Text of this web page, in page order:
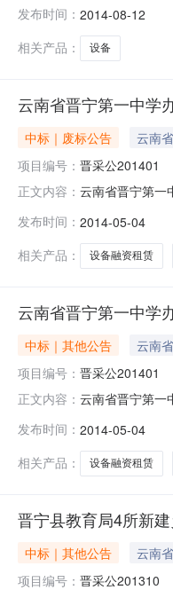
判、询价）时间
按要
发布时间： 2014-08-12
相关产品：
设备
云南省晋宁第一中学
中标｜废标公告 云南
项目编号： 晋采公201401
正文内容： 云南省晋宁第一
4月30日10：00
家
发布时间： 2014-05-04
相关产品：
设备融资租赁
云南省晋宁第一中学
中标｜其他公告 云南
项目编号： 晋采公201401
正文内容： 云南省晋宁第一
公示表备案登记
发布时间： 2014-05-04
相关产品：
设备融资租赁
晋宁县教育局4所新
中标｜其他公告
云南
项目编号： 晋采公201310